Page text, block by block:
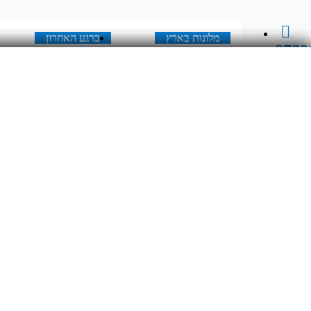
ברגע האחרון מלונות בארץ